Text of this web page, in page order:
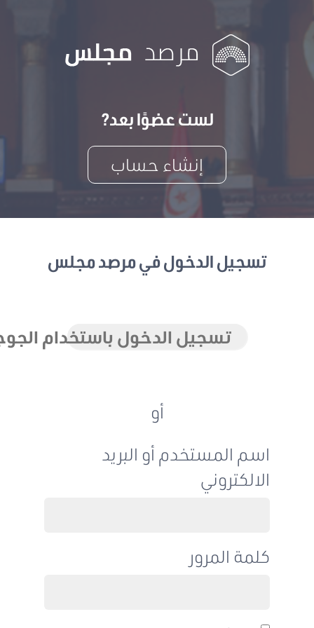
لست عضوًا بعد?
إنشاء حساب
تسجيل الدخول في مرصد مجلس
تسجيل الدخول باستخدام الجوجل
اسم المستخدم أو البريد
الالكتروني
كلمة المرور